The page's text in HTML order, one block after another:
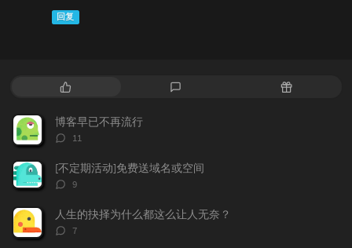
回复
热
文
章
随
博客早已不再流行
评
数：
11
[不定期活动]免费送域名或空间
评
数：
9
人生的抉择为什么都这么让人无奈？
评
7